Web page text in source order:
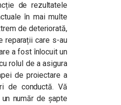
de rezultatele
în mai multe
de deteriorată,
reparații care s-au
a fost înlocuit un
rolul de a asigura
de proiectare a
de conductă. Vă
număr de șapte